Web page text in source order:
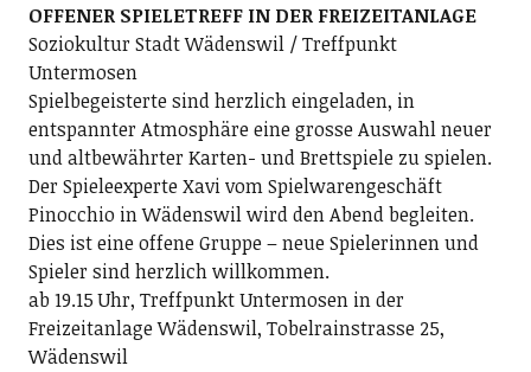
OFFENER SPIELETREFF IN DER FREIZEITANLAGE
Soziokultur Stadt Wädenswil / Treffpunkt
Untermosen
Spielbegeisterte sind herzlich eingeladen, in
entspannter Atmosphäre eine grosse Auswahl neuer
und altbewährter Karten- und Brettspiele zu spielen.
Der Spieleexperte Xavi vom Spielwarengeschäft
Pinocchio in Wädenswil wird den Abend begleiten.
Dies ist eine offene Gruppe – neue Spielerinnen und
Spieler sind herzlich willkommen.
ab 19.15 Uhr, Treffpunkt Untermosen in der
Freizeitanlage Wädenswil, Tobelrainstrasse 25,
Wädenswil